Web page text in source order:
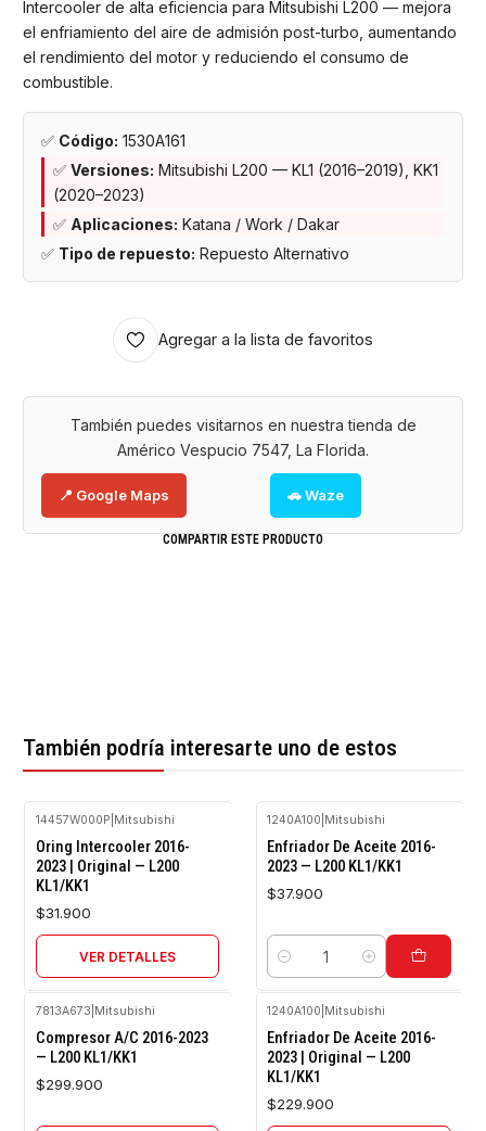
Intercooler de alta eficiencia para Mitsubishi L200 — mejora
el enfriamiento del aire de admisión post-turbo, aumentando
el rendimiento del motor y reduciendo el consumo de
combustible.
✅ Código: 1530A161
✅ Versiones: Mitsubishi L200 — KL1 (2016–2019), KK1
(2020–2023)
✅ Aplicaciones: Katana / Work / Dakar
✅ Tipo de repuesto: Repuesto Alternativo
Agregar a la lista de favoritos
También puedes visitarnos en nuestra tienda de
Américo Vespucio 7547, La Florida.
📍 Google Maps 🚗 Waze
COMPARTIR ESTE PRODUCTO
También podría interesarte uno de estos
14457W000P Mitsubishi
Oring Intercooler 2016-
2023 | Original — L200
KL1/KK1
$31.900
VER DETALLES
1240A100 Mitsubishi
Enfriador De Aceite 2016-
2023 — L200 KL1/KK1
$37.900
Cantidad
7813A673 Mitsubishi
Compresor A/C 2016-2023
— L200 KL1/KK1
$299.900
1240A100 Mitsubishi
Enfriador De Aceite 2016-
2023 | Original — L200
KL1/KK1
$229.900